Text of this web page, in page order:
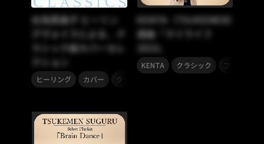
白鳥英美子 ヒーリン
グヴォイスによる、ク
ラシック曲カバーセレ
クション
ヒーリング カバー クラシック
KENTA（TSUKEMEN）
選曲『マイライフ
2023』
KENTA クラシック フュージョ